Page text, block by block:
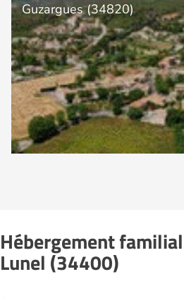
Guzargues (34820)
Hébergement
Lunel (34400)